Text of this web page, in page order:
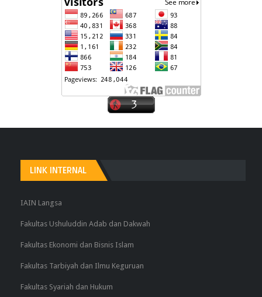
LINK INTERNAL
IAIN Langsa
Fakultas Ushuluddin Adab dan Dakwah
Fakultas Ekonomi dan Bisnis Islam
Fakultas Tarbiyah dan Ilmu Keguruan
Fakultas Syariah dan Hukum